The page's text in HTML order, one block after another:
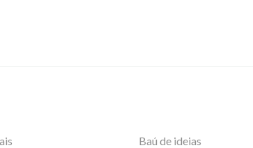
Baú de ideias